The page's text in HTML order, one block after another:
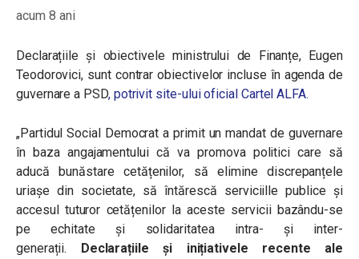
acum 8 ani
Declarațiile și obiectivele ministrului de Finanțe, Eugen
Teodorovici, sunt contrar obiectivelor incluse în agenda de
guvernare a PSD, potrivit site-ului oficial Cartel ALFA.
„Partidul Social Democrat a primit un mandat de guvernare
în baza angajamentului că va promova politici care să
aducă bunăstare cetățenilor, să elimine discrepanțele
uriașe din societate, să întărescă serviciille publice și
accesul tuturor cetățenilor la aceste servicii bazându-se
pe echitate și solidaritatea intra- și inter-
generații. Declarațiile și inițiativele recente ale